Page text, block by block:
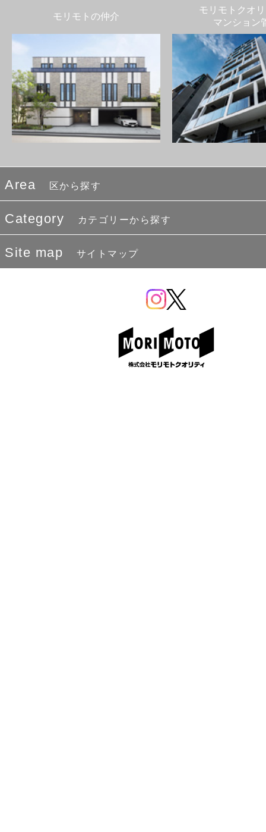
モリモトの仲介
モリモトクオ
マンション
Area 区から探す
Category カテゴリーから探す
Site map サイトマップ